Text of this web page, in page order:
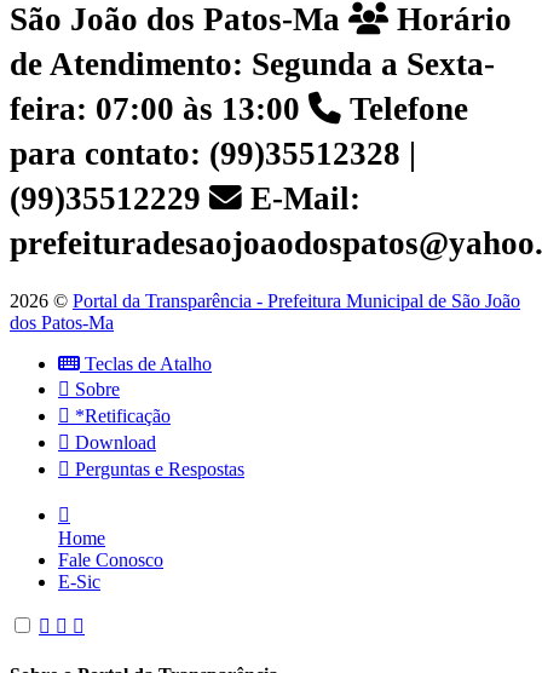
São João dos Patos-Ma
Horário
de Atendimento: Segunda a Sexta-
feira: 07:00 às 13:00
Telefone
para contato: (99)35512328 |
(99)35512229
E-Mail:
2026 © Portal da Transparência - Prefeitura Municipal de São João
dos Patos-Ma
Teclas de Atalho
Sobre
*Retificação
Download
Perguntas e Respostas
Home
Fale Conosco
E-Sic